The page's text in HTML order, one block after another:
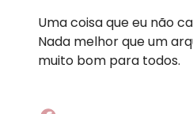
Uma coisa que eu não
Nada melhor que um
muito bom para todos.